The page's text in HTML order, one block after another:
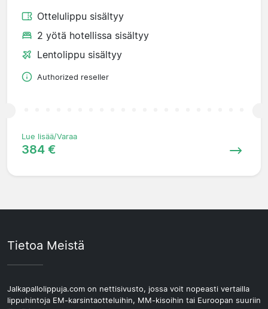
Ottelulippu sisältyy
2 yötä hotellissa sisältyy
Lentolippu sisältyy
Authorized reseller
Lue lisää/Varaa
384 €
Tietoa Meistä
Jalkapallolippuja.com on nettisivusto, jossa voit nopeasti vertailla
lippuhintoja EM-karsintaotteluihin, MM-kisoihin tai Euroopan suuriin